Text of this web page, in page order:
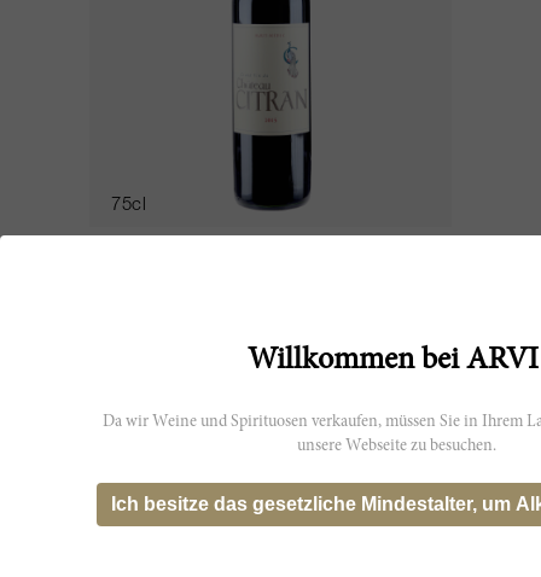
75cl
AUSVERKAUFT
Willkommen bei
Da wir Weine und Spirituosen verkaufen, müssen Sie in Ihrem
unsere Webseite zu besuchen.
Ich besitze das gesetzliche Mindestalter, um